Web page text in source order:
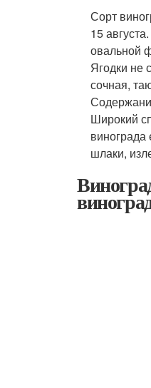
Сорт
15
овальной
Ягодки не
сочная,
Широкий
винограда
шлаки,